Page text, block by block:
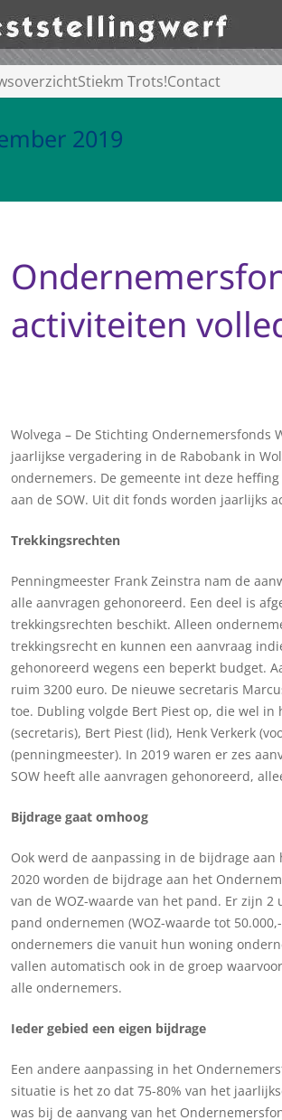
Stiekm Trots!Contact
2019
activiteiten
Wolvega – De Stichting
jaarlijkse vergadering in de Rabobank in
ondernemers. De gemeente int deze
aan de SOW. Uit dit fonds worden jaarlijks
Trekkingsrechten
Penningmeester Frank Zeinstra nam de
alle aanvragen gehonoreerd. Een deel is
trekkingsrechten beschikt. Alleen
trekkingsrecht en kunnen een aanvraag
gehonoreerd wegens een beperkt budget.
ruim 3200 euro. De nieuwe secretaris
toe. Dubling volgde Bert Piest op, die wel
(secretaris), Bert Piest (lid), Henk Verkerk
(penningmeester). In 2019 waren er zes
SOW heeft alle aanvragen gehonoreerd,
Bijdrage gaat omhoog
Ook werd de aanpassing in de bijdrage
2020 worden de bijdrage aan het
van de WOZ-waarde van het pand. Er zijn
pand ondernemen (WOZ-waarde tot
ondernemers die vanuit hun woning
vallen automatisch ook in de groep
alle ondernemers.
Ieder gebied een eigen bijdrage
Een andere aanpassing in het
situatie is het zo dat 75-80% van het
was bij de aanvang van het